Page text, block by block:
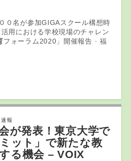
０名が参加GIGAスクール構想時
活用における学校現場のチャレン
フォーラム2020」開催報告 · 福
,速報
が発表！東京大学で
ット」で新たな教
る機会 – VOIX